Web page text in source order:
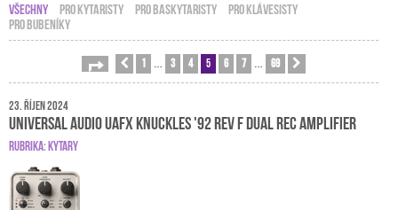
VŠECHNY PRO KYTARISTY PRO BASKYTARISTY
PRO KLÁVESISTY
PRO BUBENÍKY
Stránka zPředchozí
1 3 4 5 6 7 69
23. říjen 2024
Universal Audio UAFX Knuckles '92 Rev F Dual Rec Amplifier
RUBRIKA:KYTARY